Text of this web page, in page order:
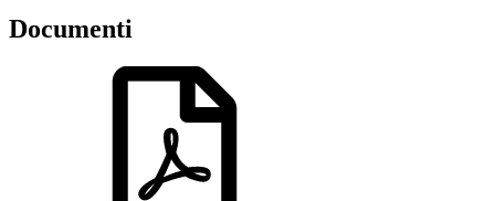
Documenti